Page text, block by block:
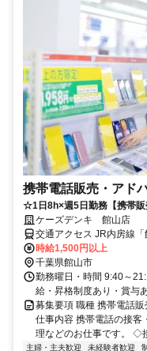
携帯電話販売・アド
☆1日8h×週5日勤務【携帯
働きやすさ抜群◎
ケーズデンキ 館山店
交通アクセス JR内房線
時給1,500円以上
千葉県館山市
勤務曜日・時間 9:40～
給・昇格制度あり・賞与
募集要項 職種 携帯電話
仕事内容 携帯電話の接客
理などのお仕事です。 ◇
主婦・主夫歓迎 未経験者歓迎